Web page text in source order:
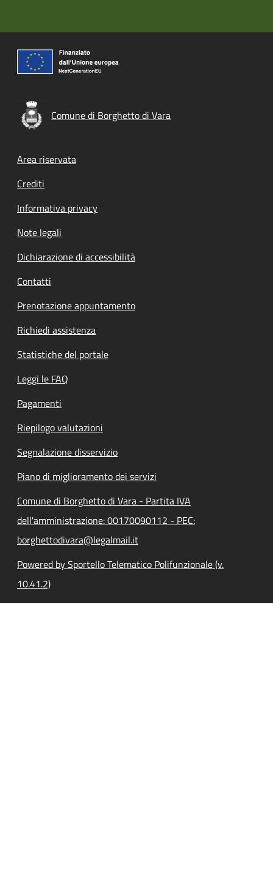
Comune di Borghetto di Vara
Footer menu
Area riservata
Crediti
Informativa privacy
Note legali
Dichiarazione di accessibilità
Contatti
Prenotazione appuntamento
Richiedi assistenza
Statistiche del portale
Leggi le FAQ
Pagamenti
Riepilogo valutazioni
Segnalazione disservizio
Piano di miglioramento dei servizi
Comune di Borghetto di Vara - Partita IVA
dell'amministrazione: 00170090112 - PEC:
borghettodivara@legalmail.it
Powered by Sportello Telematico Polifunzionale (v.
10.41.2)